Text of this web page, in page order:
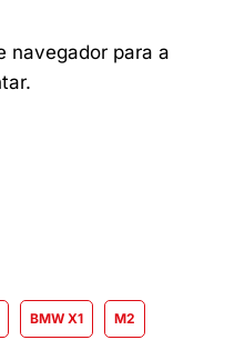
navegador para a
BMW X1 M2